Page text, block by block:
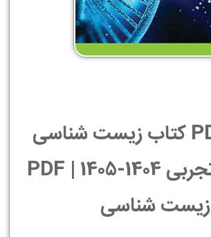
دانلود PDF کتاب زیست شناسی
دوازدهم تجربی 1404-1405 | PDF
زیست شناسی